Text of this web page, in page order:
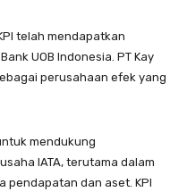
telah mendapatkan
UOB Indonesia. PT Kay
perusahaan efek yang
mendukung
IATA, terutama dalam
pendapatan dan aset. KPI